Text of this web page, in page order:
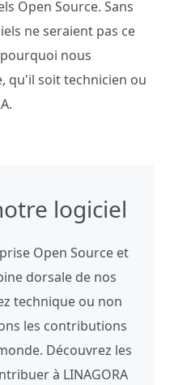
Open Source. Sans
ne seraient pas ce
nous
qu'il soit technicien ou
logiciel
Open Source et
dorsale de nos
technique ou non
les contributions
Découvrez les
à LINAGORA